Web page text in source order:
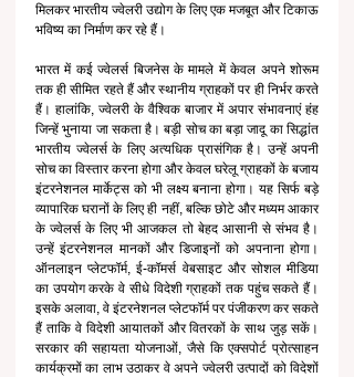
मिलकर भारतीय ज्वेलरी उद्योग के लिए एक मजबूत और टिकाऊ
भविष्य का निर्माण कर रहे हैं।
भारत में कई ज्वेलर्स बिजनेस के मामले में केवल अपने शोरूम
तक ही सीमित रहते हैं और स्थानीय ग्राहकों पर ही निर्भर करते
हैं। हालांकि, ज्वेलरी के वैश्विक बाजार में अपार संभावनाएं हंह
जिन्हें भुनाया जा सकता है। बड़ी सोच का बड़ा जादू का सिद्धांत
भारतीय ज्वेलर्स के लिए अत्यधिक प्रासंगिक है। उन्हें अपनी
सोच का विस्तार करना होगा और केवल घरेलू ग्राहकों के बजाय
इंटरनेशनल मार्केट्स को भी लक्ष्य बनाना होगा। यह सिर्फ बड़े
व्यापारिक घरानों के लिए ही नहीं, बल्कि छोटे और मध्यम आकार
के ज्वेलर्स के लिए भी आजकल तो बेहद आसानी से संभव है।
उन्हें इंटरनेशनल मानकों और डिजाइनों को अपनाना होगा।
ऑनलाइन प्लेटफॉर्म, ई-कॉमर्स वेबसाइट और सोशल मीडिया
का उपयोग करके वे सीधे विदेशी ग्राहकों तक पहुंच सकते हैं।
इसके अलावा, वे इंटरनेशनल प्लेटफॉर्म पर पंजीकरण कर सकते
हैं ताकि वे विदेशी आयातकों और वितरकों के साथ जुड़ सकें।
सरकार की सहायता योजनाओं, जैसे कि एक्सपोर्ट प्रोत्साहन
कार्यक्रमों का लाभ उठाकर वे अपने ज्वेलरी उत्पादों को विदेशों